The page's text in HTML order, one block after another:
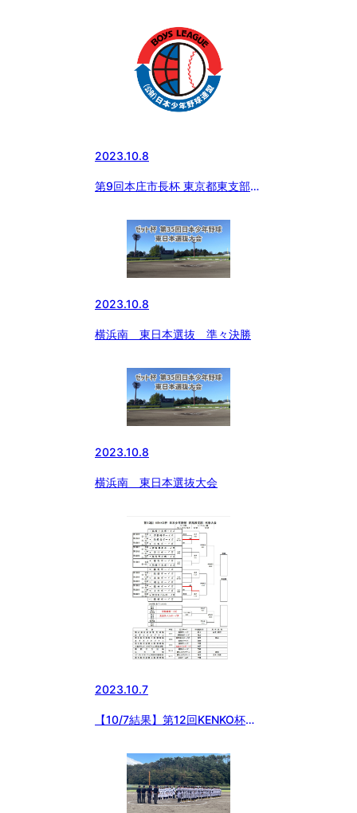
2023.10.8
第9回本庄市長杯 東京都東支部
2023.10.8
横浜南 東日本選抜 準々決勝
2023.10.8
横浜南 東日本選抜大会
2023.10.7
【10/7結果】第12回KENKO杯日